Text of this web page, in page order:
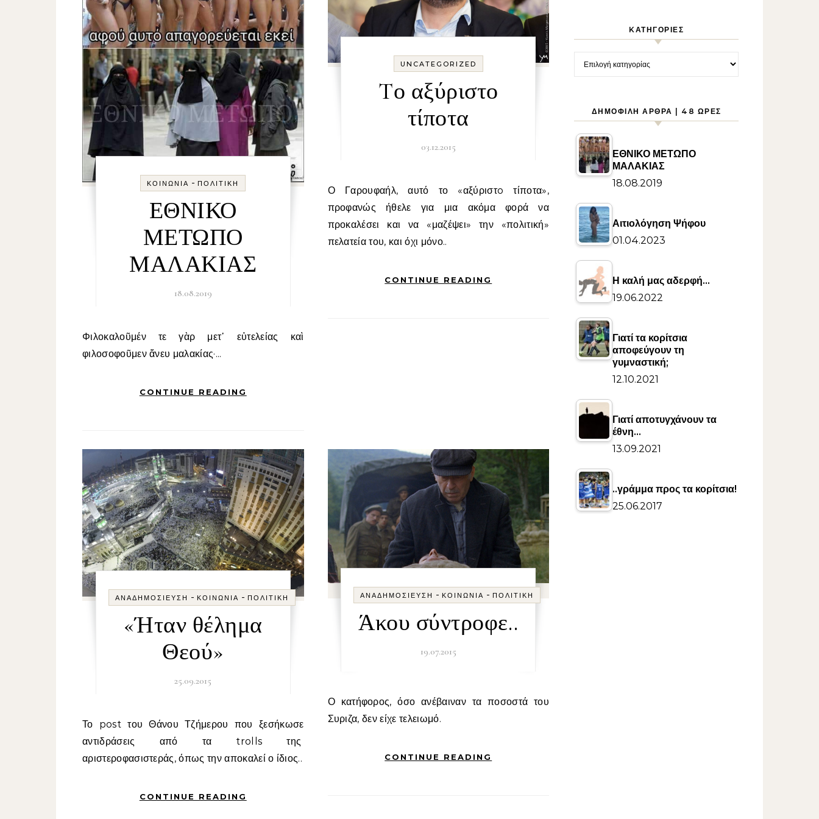
ΚΟΙΝΩΝΊΑ - ΠΟΛΙΤΙΚΉ
ΕΘΝΙΚΟ
ΜΕΤΩΠΟ
ΜΑΛΑΚΙΑΣ
18.08.2019
Φιλοκαλοῦμέν τε γὰρ μετ᾽ εὐτελείας καὶ
φιλοσοφοῦμεν ἄνευ μαλακίας·...
CONTINUE READING
UNCATEGORIZED
Tο αξύριστο
τίποτα
03.12.2015
Ο Γαρουφαήλ, αυτό το «αξύριστo τίποτα»,
προφανώς ήθελε για μια ακόμα φορά να
προκαλέσει και να «μαζέψει» την «πολιτική»
πελατεία του, και όχι μόνο..
CONTINUE READING
ΑΝΑΔΗΜΟΣΊΕΥΣΗ - ΚΟΙΝΩΝΊΑ - ΠΟΛΙΤΙΚΉ
«Ήταν θέλημα
Θεού»
25.09.2015
Το post του Θάνου Τζήμερου που ξεσήκωσε
αντιδράσεις από τα trolls της
αριστεροφασιστεράς, όπως την αποκαλεί ο ίδιος..
CONTINUE READING
ΑΝΑΔΗΜΟΣΊΕΥΣΗ - ΚΟΙΝΩΝΊΑ - ΠΟΛΙΤΙΚΉ
Άκου σύντροφε..
19.07.2015
Ο κατήφορος, όσο ανέβαιναν τα ποσοστά του
Συριζα, δεν είχε τελειωμό.
CONTINUE READING
KΑΤΗΓΟΡΊΕΣ
Kατηγορίες
ΔΗΜΟΦΙΛΉ ΆΡΘΡΑ | 48 ΏΡΕΣ
ΕΘΝΙΚΟ ΜΕΤΩΠΟ
ΜΑΛΑΚΙΑΣ
18.08.2019
Αιτιολόγηση Ψήφου
01.04.2023
Η καλή μας αδερφή…
19.06.2022
Γιατί τα κορίτσια
αποφεύγουν τη
γυμναστική;
12.10.2021
Γιατί αποτυγχάνουν τα
έθνη…
13.09.2021
..γράμμα προς τα κορίτσια!
25.06.2017